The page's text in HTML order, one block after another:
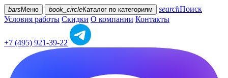
bars Меню book_circleКаталог по категориям searchПоиск
Условия работы Скидки О компании Контакты
+7 (495) 921-39-22